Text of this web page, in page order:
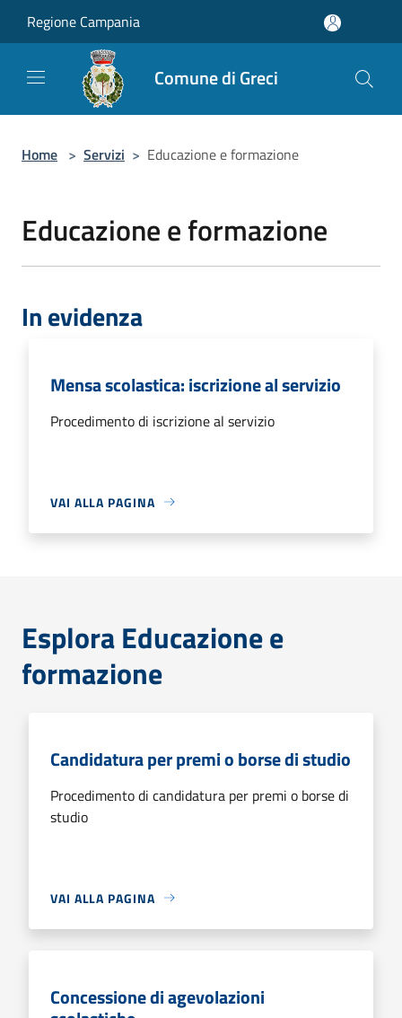
Regione Campania
Comune di Greci
Home > Servizi > Educazione e formazione
Educazione e formazione
In evidenza
Mensa scolastica: iscrizione al servizio
Procedimento di iscrizione al servizio
VAI ALLA PAGINA
Esplora Educazione e
formazione
Candidatura per premi o borse di studio
Procedimento di candidatura per premi o borse di
studio
VAI ALLA PAGINA
Concessione di agevolazioni